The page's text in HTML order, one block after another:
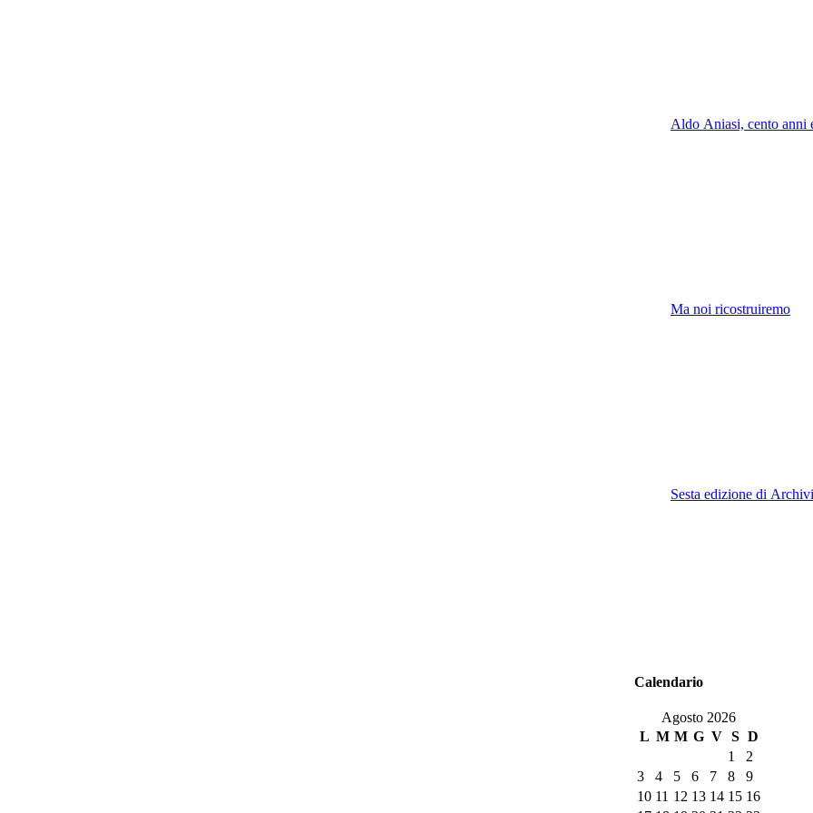
Aldo Aniasi, cento anni
Ma noi ricostruiremo
Sesta edizione di
Calendario
Agosto 2026
L M M G V S D
1
2
3
4 5 6 7 8
9
10 11 12 13 14 15 16